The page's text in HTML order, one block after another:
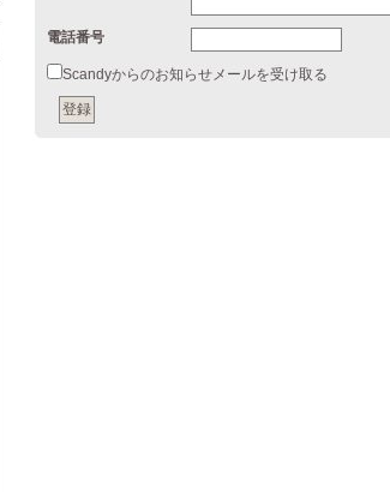
電話番号
Scandyからのお知らせメールを受け取る